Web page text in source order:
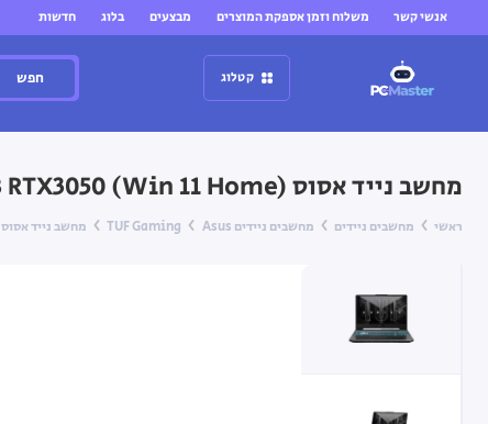
אנשי קשר משלוח וזמן אספקת המוצרים מבצעים בלוג חדשות
קטלוג חפש
מחשב נייד אסוס Asus TUF Gaming A15 15.6" 32GB 2TB RTX3050 (Win 11 Home)
ראשי מחשבים ניידים מחשבים ניידים Asus TUF Gaming מחשב נייד אסוס Asus TUF Gaming A15 15.6" 32GB 2TB RTX3050 (Win 11 Home)